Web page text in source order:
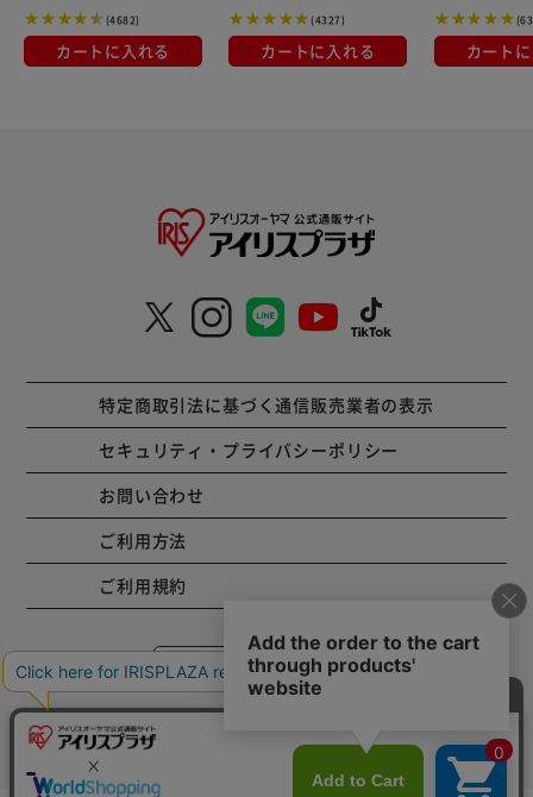
(4682)
カートに入れる
(4327)
カートに入れる カート
特定商取引法に基づく通信販売業者の表示
セキュリティ・プライバシーポリシー
お問い合わせ
ご利用方法
ご利用規約
コーポレートサイト
Copyright © 2001 IRISPLAZA. ALL Rights Reserved.